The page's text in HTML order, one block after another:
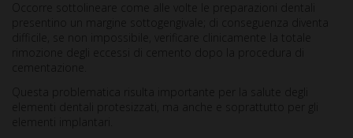
Occorre sottolineare come alle volte le preparazioni dentali
presentino un margine sottogengivale; di conseguenza diventa
difficile, se non impossibile, verificare clinicamente la totale
rimozione degli eccessi di cemento dopo la procedura di
cementazione.
Questa problematica risulta importante per la salute degli
elementi dentali protesizzati, ma anche e soprattutto per gli
elementi implantari.